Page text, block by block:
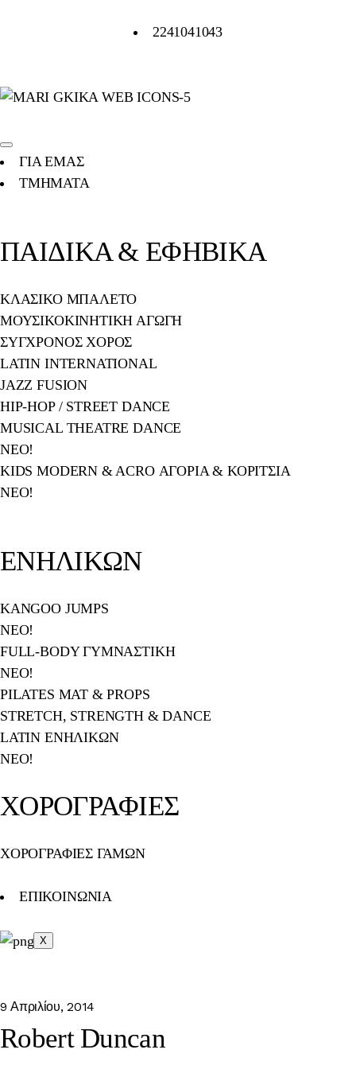
2241041043
ΓΙΑ ΕΜΑΣ
ΤΜΗΜΑΤΑ
ΠΑΙΔΙΚΑ & ΕΦΗΒΙΚΑ
ΚΛΑΣΙΚΟ ΜΠΑΛΕΤΟ
ΜΟΥΣΙΚΟΚΙΝΗΤΙΚΗ ΑΓΩΓΗ
ΣΥΓΧΡΟΝΟΣ ΧΟΡΟΣ
LATIN INTERNATIONAL
JAZZ FUSION
HIP-HOP / STREET DANCE
MUSICAL THEATRE DANCE
NEO!
KIDS MODERN & ACRO ΑΓΟΡΙΑ & ΚΟΡΙΤΣΙΑ
NEO!
ΕΝΗΛΙΚΩΝ
KANGOO JUMPS
ΝΕΟ!
FULL-BODY ΓΥΜΝΑΣΤΙΚΗ
ΝΕΟ!
PILATES MAT & PROPS
STRETCH, STRENGTH & DANCE
LATIN ΕΝΗΛΙΚΩΝ
ΝΕΟ!
ΧΟΡΟΓΡΑΦΙΕΣ
ΧΟΡΟΓΡΑΦΙΕΣ ΓΑΜΩΝ
ΕΠΙΚΟΙΝΩΝΙΑ
X
9 Απριλίου, 2014
Robert Duncan